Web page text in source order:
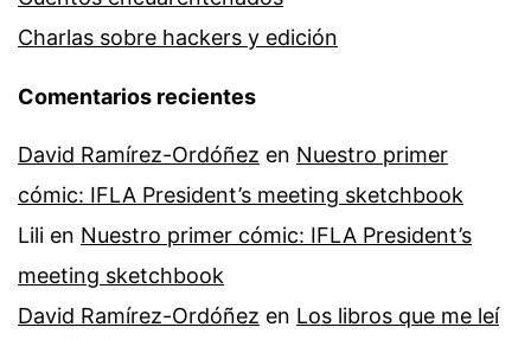
Charlas sobre hackers y edición
Comentarios recientes
David Ramírez-Ordóñez en Nuestro primer
cómic: IFLA President’s meeting sketchbook
Lili en Nuestro primer cómic: IFLA President’s
meeting sketchbook
David Ramírez-Ordóñez en Los libros que me leí